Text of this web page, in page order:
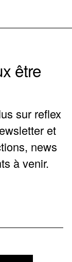
être
sur reflex
et
news
à venir.